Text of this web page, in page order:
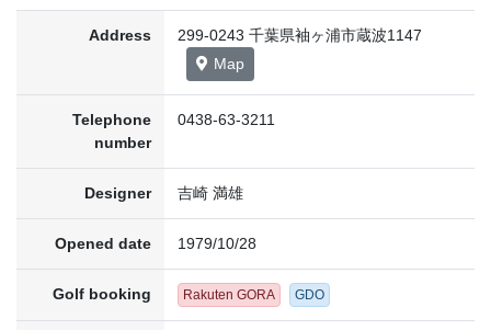
Address
299-0243 千葉県袖ヶ浦市蔵波1147
Map
Telephone
number
0438-63-3211
Designer 吉崎 満雄
Opened date 1979/10/28
Golf booking Rakuten GORA GDO